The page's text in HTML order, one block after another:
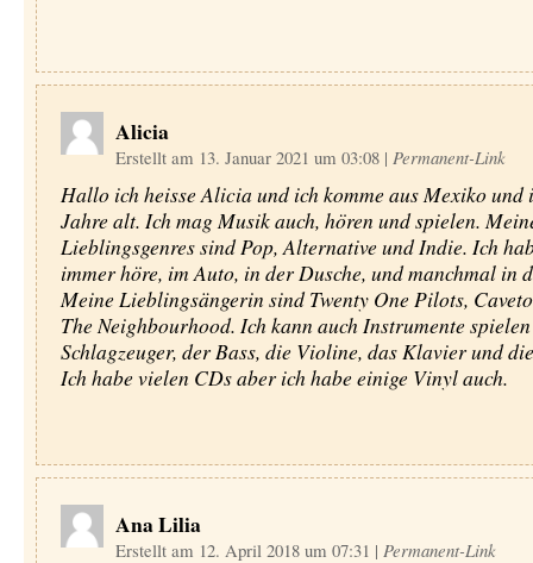
Alicia
Erstellt am 13. Januar 2021 um 03:08 | Permanent-Link
Hallo ich heisse Alicia und ich komme aus Mexiko und
Jahre alt. Ich mag Musik auch, hören und spielen.
Lieblingsgenres sind Pop, Alternative und Indie. Ich
immer höre, im Auto, in der Dusche, und manchmal in
Meine Lieblingsängerin sind Twenty One Pilots,
The Neighbourhood. Ich kann auch Instrumente
Schlagzeuger, der Bass, die Violine, das Klavier und
Ich habe vielen CDs aber ich habe einige Vinyl auch.
Ana Lilia
Erstellt am 12. April 2018 um 07:31 | Permanent-Link